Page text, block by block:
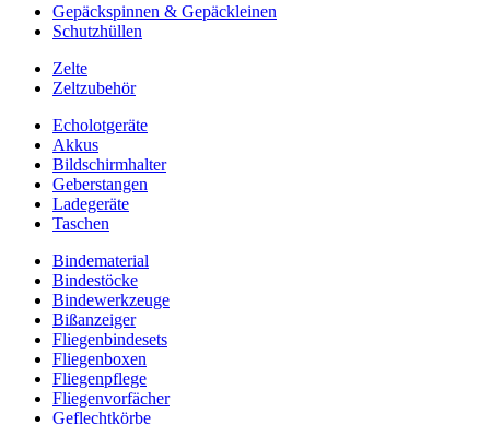
Gepäckspinnen & Gepäckleinen
Schutzhüllen
Zelte
Zeltzubehör
Echolotgeräte
Akkus
Bildschirmhalter
Geberstangen
Ladegeräte
Taschen
Bindematerial
Bindestöcke
Bindewerkzeuge
Bißanzeiger
Fliegenbindesets
Fliegenboxen
Fliegenpflege
Fliegenvorfächer
Geflechtkörbe